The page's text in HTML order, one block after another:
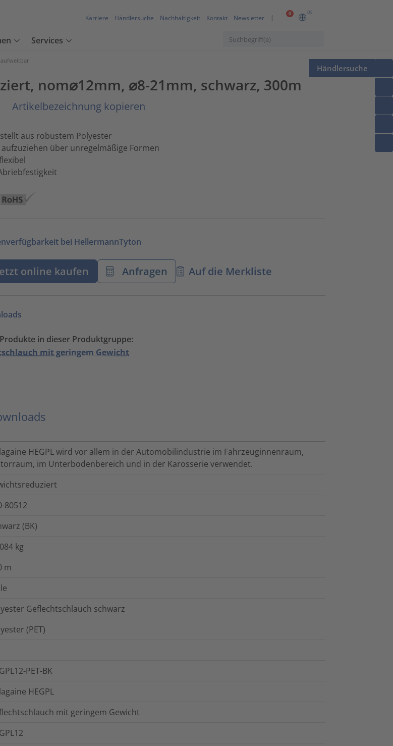
0 DE
Karriere Händlersuche Nachhaltigkeit Kontakt Newsletter
Services
Händlersuche
aufweitbar
nom⌀12mm, ⌀8-21mm, schwarz, 300m
Artikelbezeichnung kopieren
aus robustem Polyester
aufzuziehen über unregelmäßige Formen
bei HellermannTyton
online kaufen Anfragen Auf die Merkliste
in dieser Produktgruppe:
mit geringem Gewicht
HEGPL wird vor allem in der Automobilindustrie im Fahrzeuginnenraum,
im Unterbodenbereich und in der Karosserie verwendet.
80512
(BK)
kg
m
Geflechtschlauch schwarz
(PET)
PET-BK
HEGPL
mit geringem Gewicht